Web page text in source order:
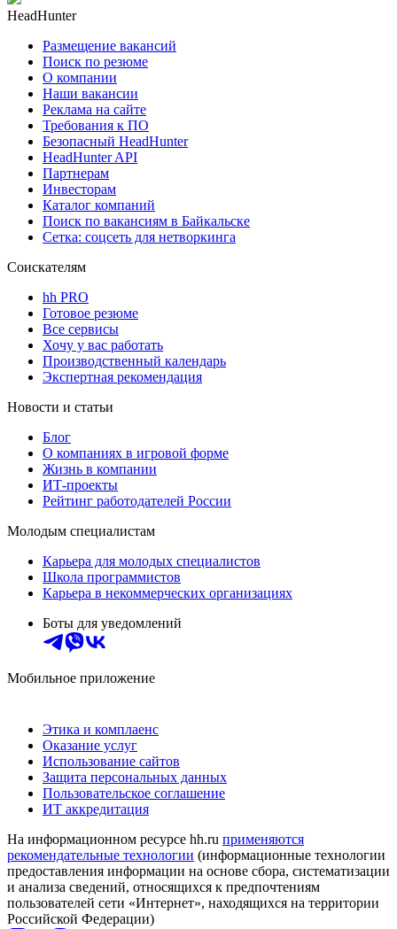
HeadHunter
Размещение вакансий
Поиск по резюме
О компании
Наши вакансии
Реклама на сайте
Требования к ПО
Безопасный HeadHunter
HeadHunter API
Партнерам
Инвесторам
Каталог компаний
Поиск по вакансиям в Байкальске
Сетка: соцсеть для нетворкинга
Соискателям
hh PRO
Готовое резюме
Все сервисы
Хочу у вас работать
Производственный календарь
Экспертная рекомендация
Новости и статьи
Блог
О компаниях в игровой форме
Жизнь в компании
ИТ-проекты
Рейтинг работодателей России
Молодым специалистам
Карьера для молодых специалистов
Школа программистов
Карьера в некоммерческих организациях
Боты для уведомлений
Мобильное приложение
Этика и комплаенс
Оказание услуг
Использование сайтов
Защита персональных данных
Пользовательское соглашение
ИТ аккредитация
На информационном ресурсе hh.ru применяются
рекомендательные технологии (информационные технологии
предоставления информации на основе сбора, систематизации
и анализа сведений, относящихся к предпочтениям
пользователей сети «Интернет», находящихся на территории
Российской Федерации)